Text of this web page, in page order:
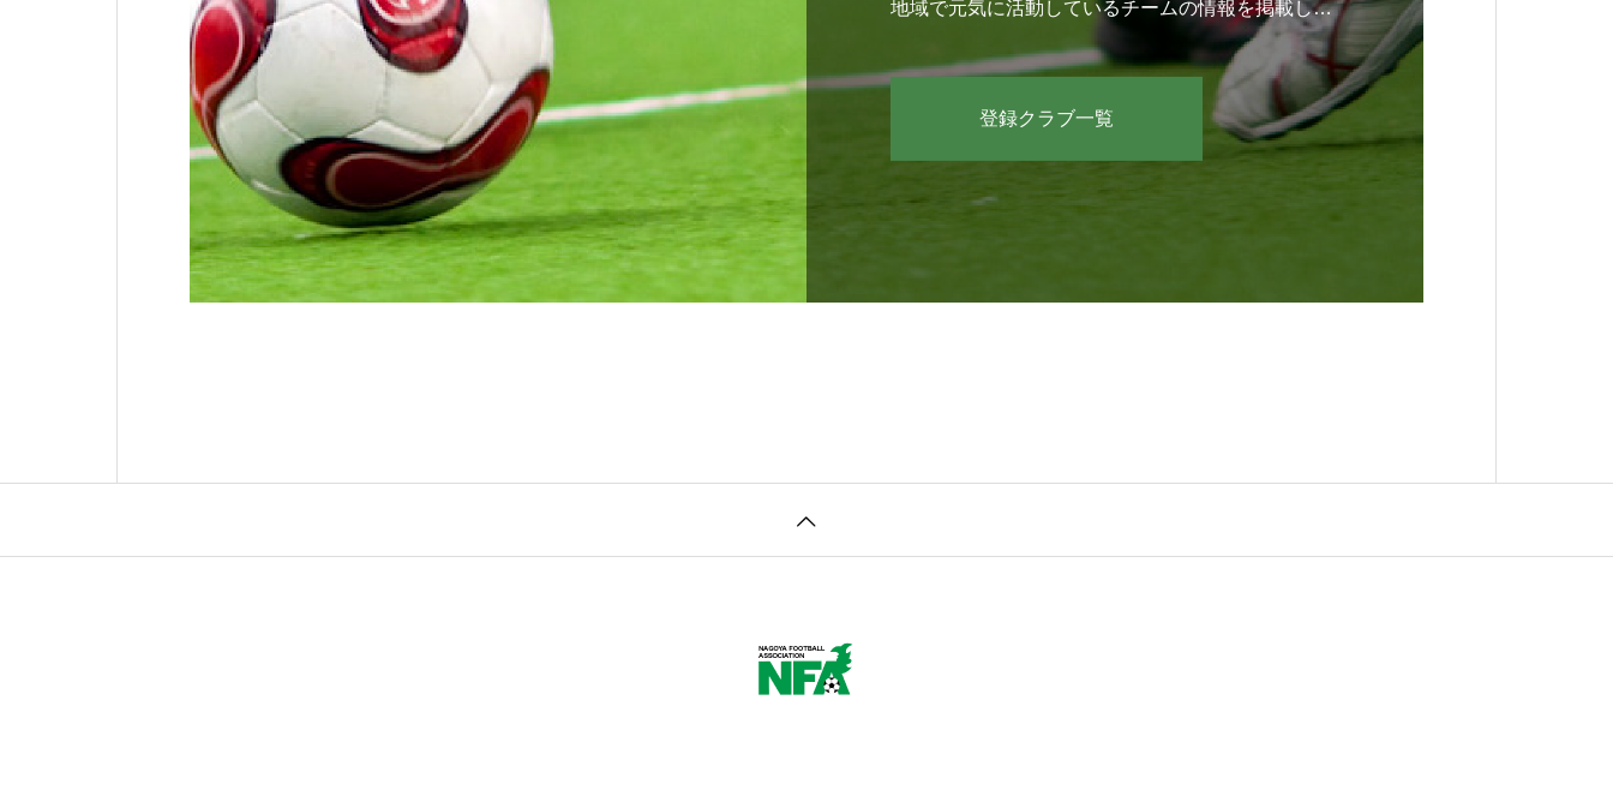
地域で元気に活動しているチームの情報を掲載して
います。ぜひチェックしてみてください
登録クラブ一覧